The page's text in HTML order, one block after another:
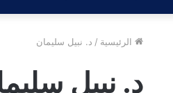
الرئيسية / د. نبيل سليمان
د. نبيل